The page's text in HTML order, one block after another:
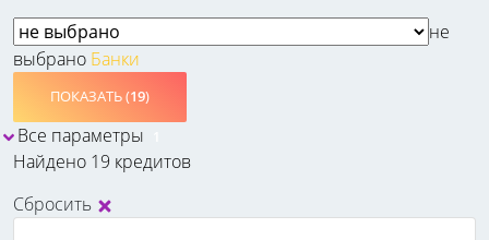
не
выбрано Банки
ПОКАЗАТЬ (19)
Все параметры
Найдено 19 кредитов
Сбросить